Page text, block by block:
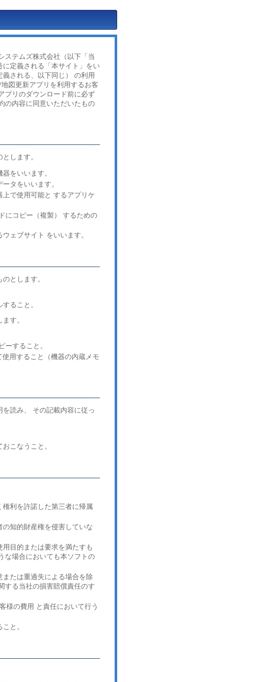
ステムズ株式会社（以下「当
定義される「本サイト」をい
される、以下同じ） の利用
図更新アプリを利用するお客
プリのダウンロード前に必ず
の内容に同意いただいたもの
します。
をいいます。
タをいいます。
上で使用可能と するアプリケ
にコピー（複製） するための
ェブサイト をいいます。
とします。
ること。
す。
ーすること。
用すること（機器の内蔵メモ
読み、 その記載内容に従っ
こなうこと。
利を許諾した第三者に帰属
知的財産権を侵害していな
目的または要求を満たすも
な場合においても本ソフトの
たは重過失による場合を除
する当社の損害賠償責任のす
様の費用 と責任において行う
と。